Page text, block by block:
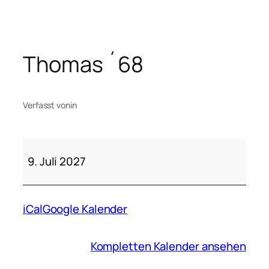
springen
Thomas ´68
Verfasst vonin
´68
9. Juli 2027
iCalGoogle Kalender
Kompletten Kalender ansehen